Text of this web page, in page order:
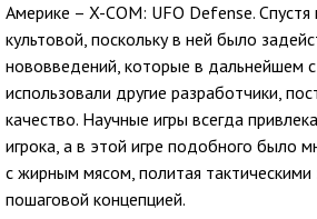
Америке – X-COM: UFO Defense.
культовой, поскольку в ней было
нововведений, которые в дальнейшем
использовали другие разработчики,
качество. Научные игры всегда
игрока, а в этой игре подобного было
с жирным мясом, политая
пошаговой концепцией.